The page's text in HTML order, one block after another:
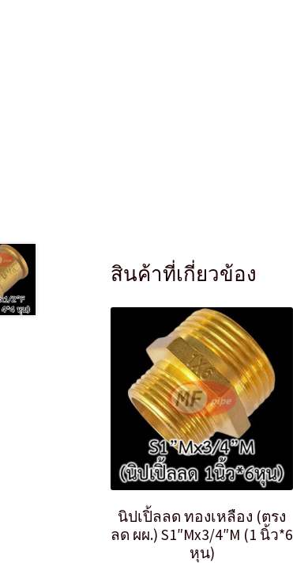
สินค้าที่เกี่ยวข้อง
นิปเปิ้ลลด ทองเหลือง (ตรง
ลด ผผ.) S1″Mx3/4″M (1 นิ้ว*6
หุน)